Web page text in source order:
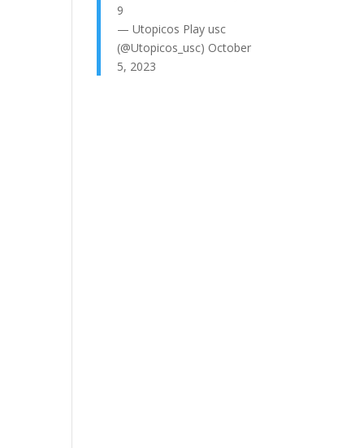
9
— Utopicos Play usc
(@Utopicos_usc) October
5, 2023